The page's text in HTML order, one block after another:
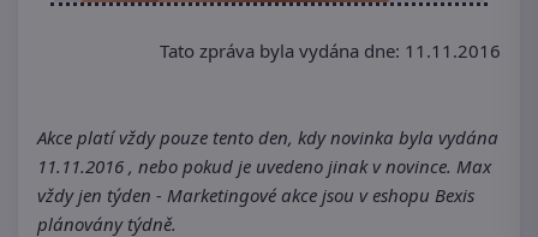
Tato zpráva byla vydána dne: 11.11.2016
Akce platí vždy pouze tento den, kdy novinka byla vydána
11.11.2016 , nebo pokud je uvedeno jinak v novince. Max
vždy jen týden - Marketingové akce jsou v eshopu Bexis
plánovány týdně.